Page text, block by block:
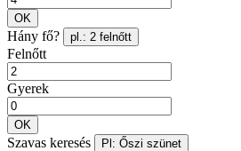
OK
Hány fő? pl.: 2 felnőtt
Felnőtt
Gyerek
OK
Szavas keresés Pl: Őszi szünet